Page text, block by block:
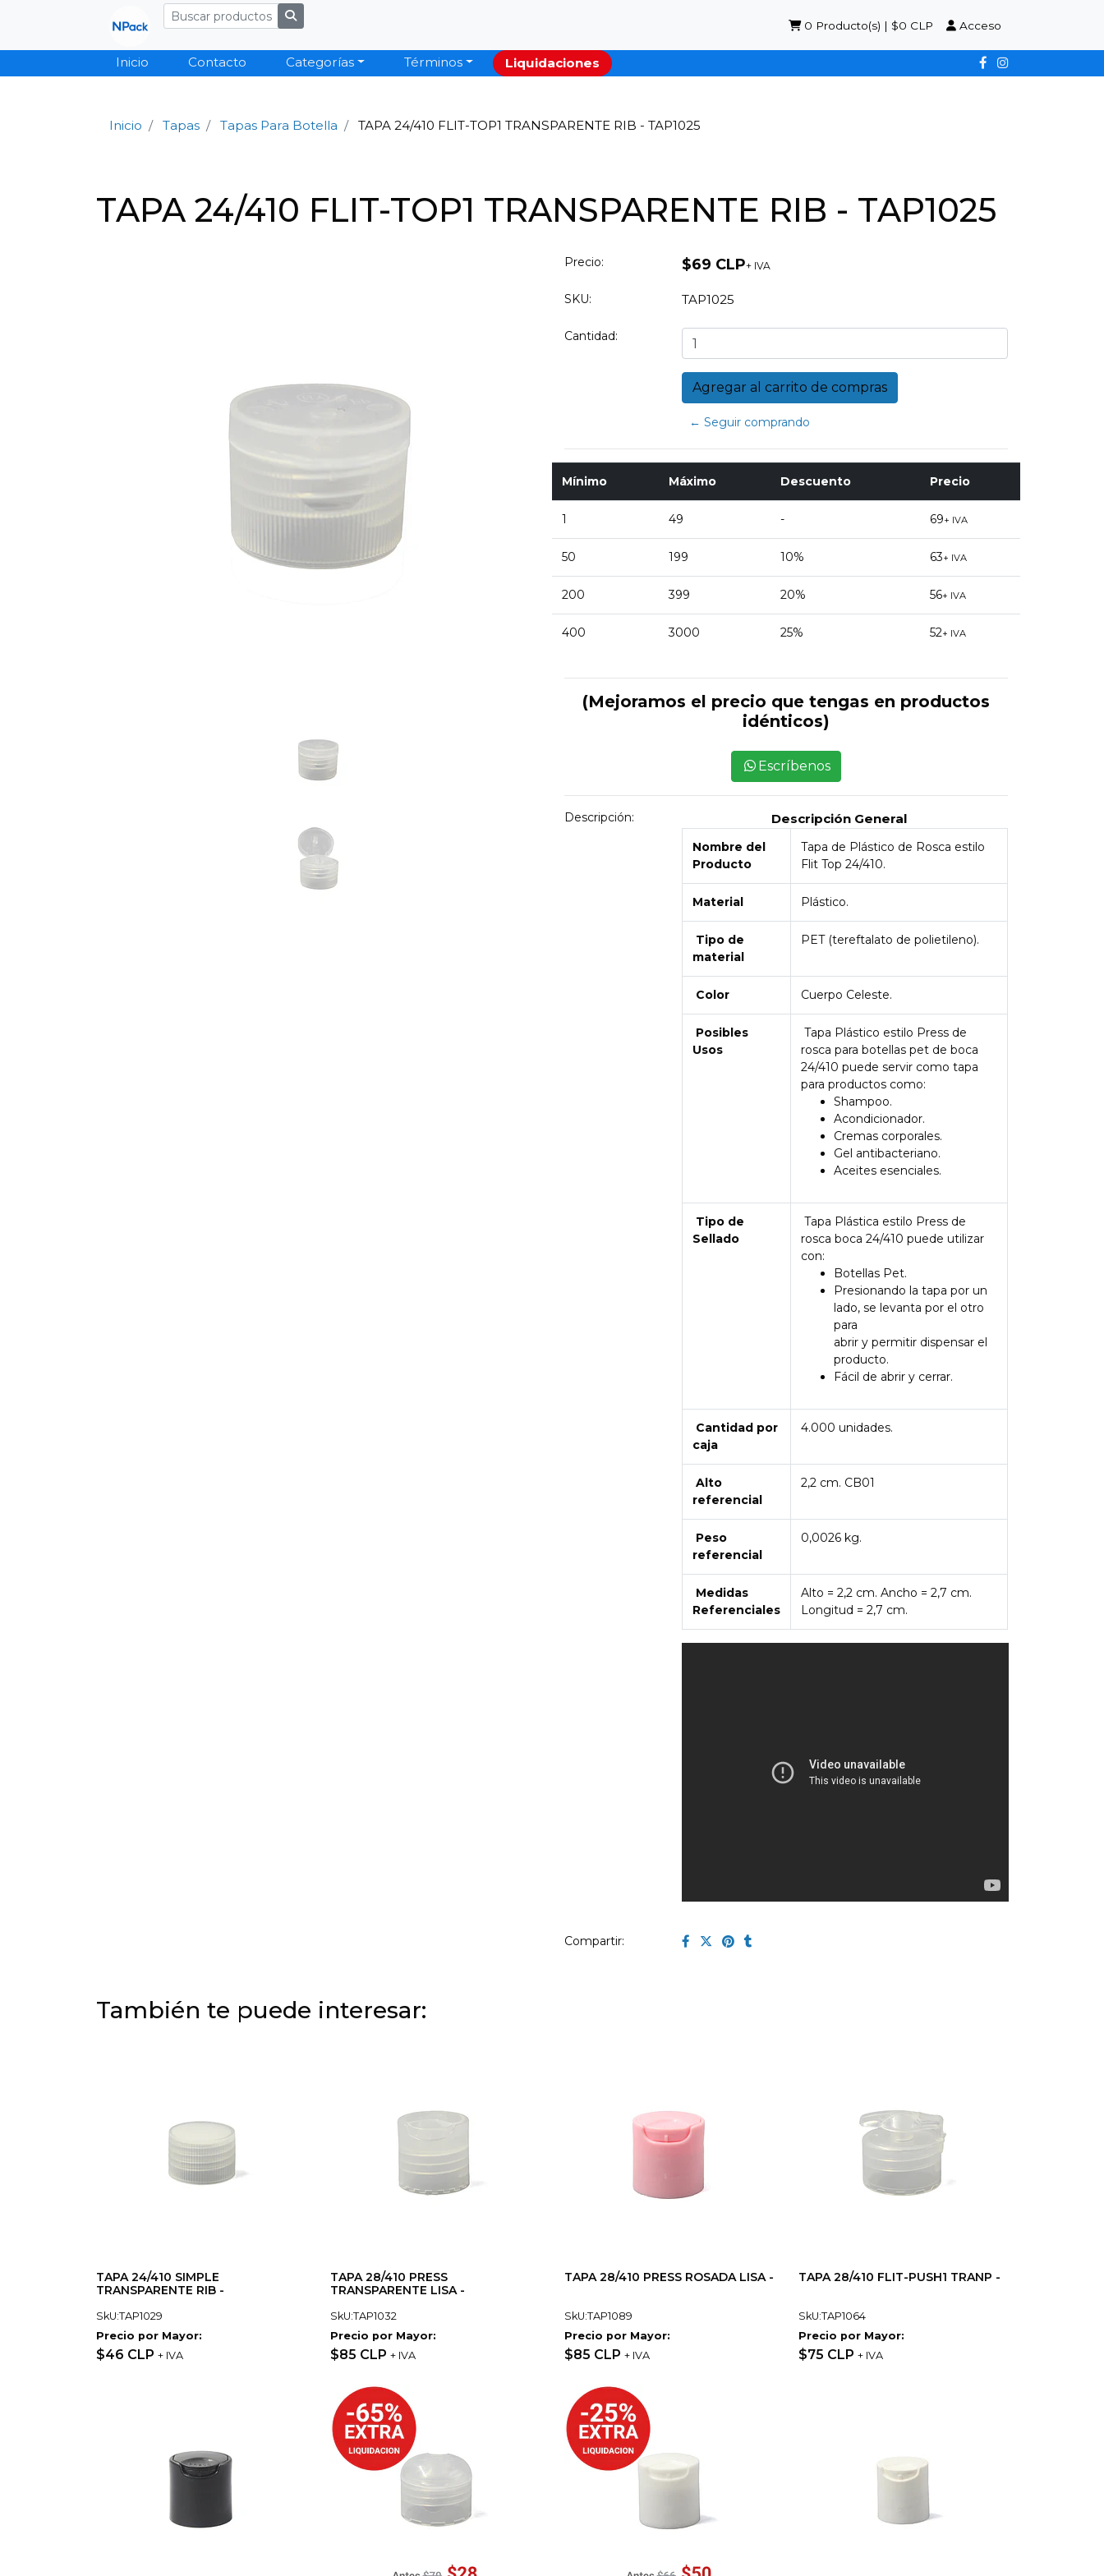
0 Producto(s) | $0 CLP Acceso
Inicio Contacto Categorías Términos Liquidaciones
Inicio Tapas Tapas Para Botella TAPA 24/410 FLIT-TOP1 TRANSPARENTE RIB - TAP1025
TAPA 24/410 FLIT-TOP1 TRANSPARENTE RIB - TAP1025
Precio: $69 CLP+ IVA
SKU: TAP1025
Cantidad:
← Seguir comprando
Mínimo Máximo Descuento Precio
1 49 - 69+ IVA
50 199 10% 63+ IVA
200 399 20% 56+ IVA
400 3000 25% 52+ IVA
(Mejoramos el precio que tengas en productos
idénticos)
Escríbenos
Descripción: Descripción General
Nombre del
Producto
Tapa de Plástico de Rosca estilo
Flit Top 24/410.
Material Plástico.
Tipo de
material
PET (tereftalato de polietileno).
Color Cuerpo Celeste.
Posibles
Usos
Tapa Plástico estilo Press de
rosca para botellas pet de boca
24/410 puede servir como tapa
para productos como:
Shampoo.
Acondicionador.
Cremas corporales.
Gel antibacteriano.
Aceites esenciales.
Tipo de
Sellado
Tapa Plástica estilo Press de
rosca boca 24/410 puede utilizar
con:
Botellas Pet.
Presionando la tapa por un
lado, se levanta por el otro
para
abrir y permitir dispensar el
producto.
Fácil de abrir y cerrar.
Cantidad por
caja
4.000 unidades.
Alto
referencial
2,2 cm. CB01
Peso
referencial
0,0026 kg.
Medidas
Referenciales
Alto = 2,2 cm. Ancho = 2,7 cm.
Longitud = 2,7 cm.
Compartir:
También te puede interesar:
TAPA 24/410 SIMPLE
TRANSPARENTE RIB -
SkU:TAP1029
Precio por Mayor:
$46 CLP + IVA
TAPA 28/410 PRESS
TRANSPARENTE LISA -
SkU:TAP1032
Precio por Mayor:
$85 CLP + IVA
TAPA 28/410 PRESS ROSADA LISA -
SkU:TAP1089
Precio por Mayor:
$85 CLP + IVA
TAPA 28/410 FLIT-PUSH1 TRANP -
SkU:TAP1064
Precio por Mayor:
$75 CLP + IVA